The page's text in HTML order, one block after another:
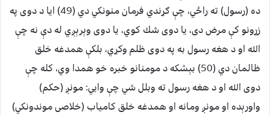
ده (رسول) ته راځي، چې ګړندي فرمان منونكي دي (49) ایا د دوى په
زړونو كې مرض دى، یا دوى شك كوي، یا دوى وېرېږي له دې نه چې
الله او د هغه رسول به په دوى ظلم وكړي، بلكې همدغه خلق
ظالمان دي (50) بېشكه د مومنانو خبره خو همدا وي، كله چې
دوى الله او د هغه رسول ته وبلل شي چې وايي: مونږ (حكم)
واورېده او مونږ ومانه او همدغه خلق كامیاب (خلاصى موندونكي)